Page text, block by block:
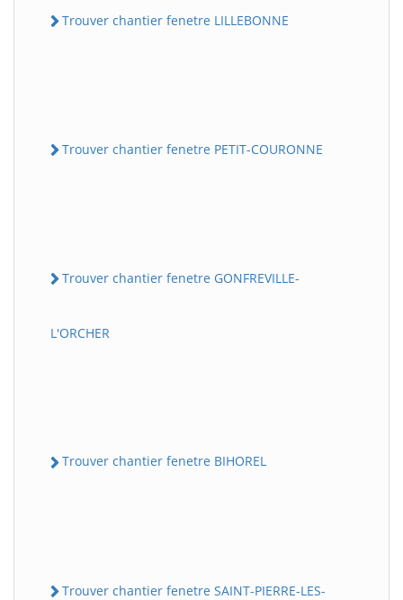
Trouver chantier fenetre LILLEBONNE
Trouver chantier fenetre PETIT-COURONNE
Trouver chantier fenetre GONFREVILLE-
L'ORCHER
Trouver chantier fenetre BIHOREL
Trouver chantier fenetre SAINT-PIERRE-LES-